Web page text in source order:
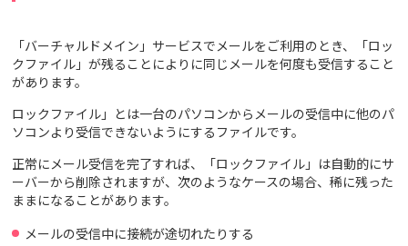
「バーチャルドメイン」サービスでメールをご利用のとき、「ロッ
クファイル」が残ることによりに同じメールを何度も受信すること
があります。
ロックファイル」とは一台のパソコンからメールの受信中に他のパ
ソコンより受信できないようにするファイルです。
正常にメール受信を完了すれば、「ロックファイル」は自動的にサ
ーバーから削除されますが、次のようなケースの場合、稀に残った
ままになることがあります。
メールの受信中に接続が途切れたりする